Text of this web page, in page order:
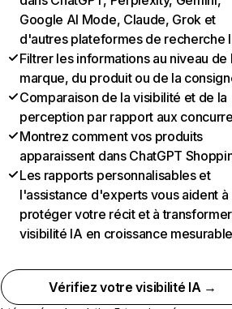
Google AI Mode, Claude, Grok et
d'autres plateformes de recherche
Filtrer les informations au niveau de
marque, du produit ou de la
Comparaison de la visibilité et de la
perception par rapport aux
Montrez comment vos produits
apparaissent dans ChatGPT
Les rapports personnalisables et
l'assistance d'experts vous aident à
protéger votre récit et à
visibilité IA en croissance
Vérifiez votre visibilité IA →